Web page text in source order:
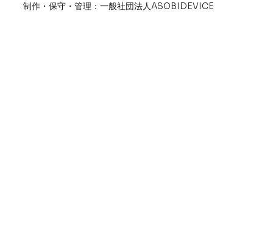
​制作・保守・管理：一般社団法人ASOBIDEVICE